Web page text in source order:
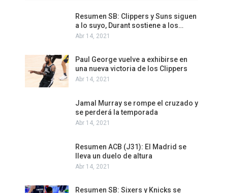
Resumen SB: Clippers y Suns siguen
a lo suyo, Durant sostiene a los…
Abr 14, 2021
Paul George vuelve a exhibirse en
una nueva victoria de los Clippers
Abr 14, 2021
Jamal Murray se rompe el cruzado y
se perderá la temporada
Abr 14, 2021
Resumen ACB (J31): El Madrid se
lleva un duelo de altura
Abr 14, 2021
Resumen SB: Sixers y Knicks se